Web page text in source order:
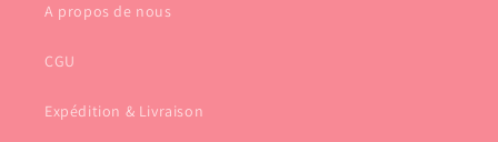
A propos de nous
CGU
Expédition & Livraison